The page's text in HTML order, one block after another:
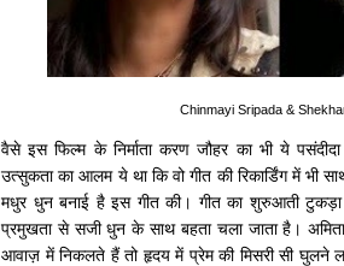
Chinmayi Sripada &
वैसे इस फिल्म के निर्माता करण जौहर का भी ये
उत्सुकता का आलम ये था कि वो गीत की रिकार्डिंग में भी
मधुर धुन बनाई है इस गीत की। गीत का शुरुआती
प्रमुखता से सजी धुन के साथ बहता चला जाता है।
आवाज़ में निकलते हैं तो हृदय में प्रेम की मिसरी सी घुलने